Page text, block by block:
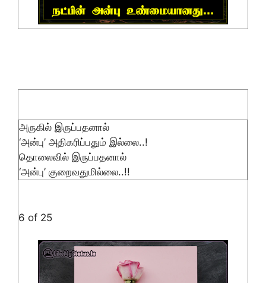
அருகில் இருப்பதனால்
‘அன்பு’ அதிகரிப்பதும் இல்லை..!
தொலைவில் இருப்பதனால்
‘அன்பு’ குறைவதுமில்லை..!!
6 of 25